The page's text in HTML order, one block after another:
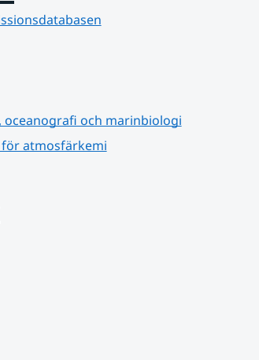
till annan webbplats.
oceanografi och marinbiologi
atmosfärkemi
annan webbplats.
till annan webbplats.